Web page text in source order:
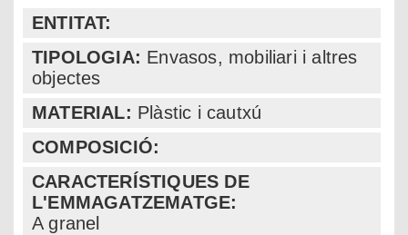
ENTITAT:
TIPOLOGIA: Envasos, mobiliari i altres
objectes
MATERIAL: Plàstic i cautxú
COMPOSICIÓ:
CARACTERÍSTIQUES DE
L'EMMAGATZEMATGE:
A granel